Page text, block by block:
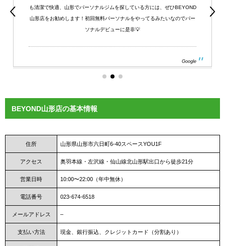
も清潔で快適、山形でパーソナルジムを探している方には、ぜひBEYOND
山形店をお勧めします！初回無料パーソナルをやってるみたいなのでパー
ソナルデビューに是非💡
Google
BEYOND山形店の基本情報
住所 山形県山形市六日町6-40スペースYOU1F
アクセス 奥羽本線・左沢線・仙山線北山形駅出口から徒歩21分
営業日時 10:00〜22:00（年中無休）
電話番号 023-674-6518
メールアドレス –
支払い方法 現金、銀行振込、クレジットカード（分割あり）